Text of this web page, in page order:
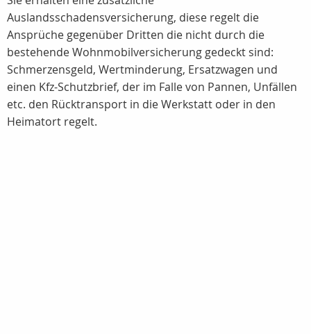
Auslandsschadensversicherung, diese regelt die
Ansprüche gegenüber Dritten die nicht durch die
bestehende Wohnmobilversicherung gedeckt sind:
Schmerzensgeld, Wertminderung, Ersatzwagen und
einen Kfz-Schutzbrief, der im Falle von Pannen, Unfällen
etc. den Rücktransport in die Werkstatt oder in den
Heimatort regelt.